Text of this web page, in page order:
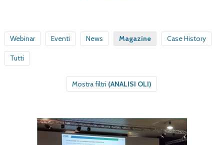
Webinar Eventi News Magazine Case History
Tutti
Mostra filtri (ANALISI OLI)